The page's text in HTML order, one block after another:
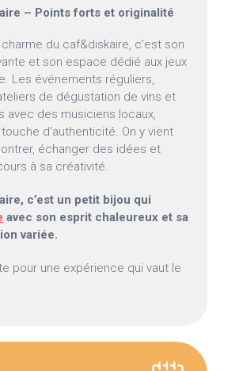
– Points forts et originalité
du caf&diskaire, c’est son
et son espace dédié aux jeux
Les événements réguliers,
de dégustation de vins et
avec des musiciens locaux,
d’authenticité. On y vient
échanger des idées et
à sa créativité.
c’est un petit bijou qui
avec son esprit chaleureux et sa
variée.
pour une expérience qui vaut le